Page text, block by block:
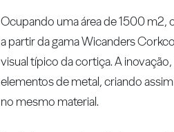
Ocupando uma área de 1500 m2,
a partir da gama Wicanders
visual típico da cortiça. A
elementos de metal, criando
no mesmo material.